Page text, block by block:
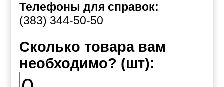
Телефоны для справок:
(383) 344-50-50
Сколько товара вам
необходимо? (шт):